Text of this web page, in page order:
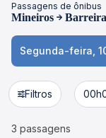
Passagens de ônibus
Mineiros
Segunda-feira,
Filtros
3 passagens